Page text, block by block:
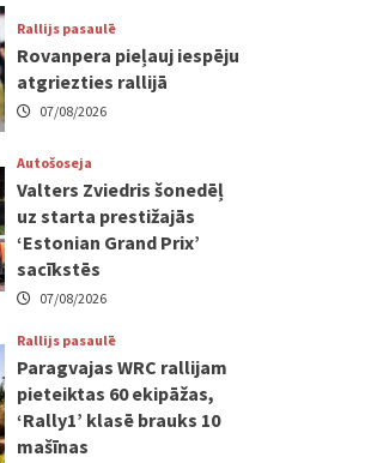
Rallijs pasaulē
Rovanpera pieļauj iespēju
atgriezties rallijā
07/08/2026
Autošoseja
Valters Zviedris šonedēļ
uz starta prestižajās
‘Estonian Grand Prix’
sacīkstēs
07/08/2026
Rallijs pasaulē
Paragvajas WRC rallijam
pieteiktas 60 ekipāžas,
‘Rally1’ klasē brauks 10
mašīnas